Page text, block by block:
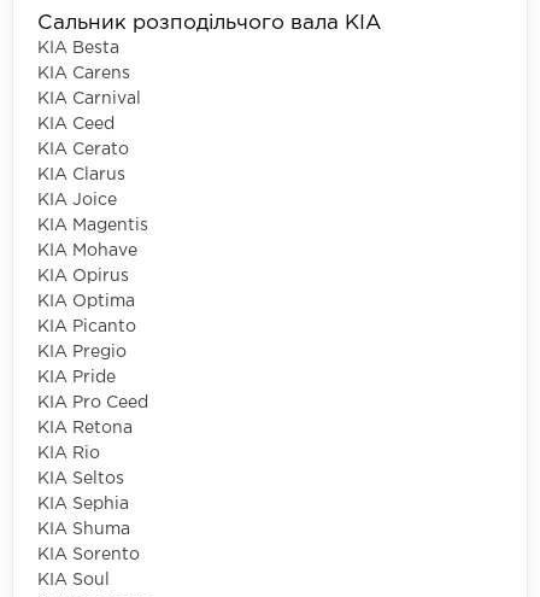
Сальник розподільчого вала KIA
KIA Besta
KIA Carens
KIA Carnival
KIA Ceed
KIA Cerato
KIA Clarus
KIA Joice
KIA Magentis
KIA Mohave
KIA Opirus
KIA Optima
KIA Picanto
KIA Pregio
KIA Pride
KIA Pro Ceed
KIA Retona
KIA Rio
KIA Seltos
KIA Sephia
KIA Shuma
KIA Sorento
KIA Soul